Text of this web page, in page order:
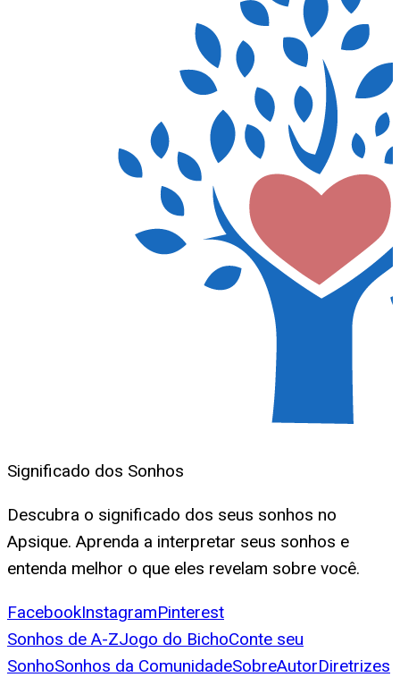
Significado dos Sonhos
Descubra o significado dos seus sonhos no
Apsique. Aprenda a interpretar seus sonhos e
entenda melhor o que eles revelam sobre você.
FacebookInstagramPinterest
Sonhos de A-ZJogo do BichoConte seu
SonhoSonhos da ComunidadeSobreAutorDiretrizes